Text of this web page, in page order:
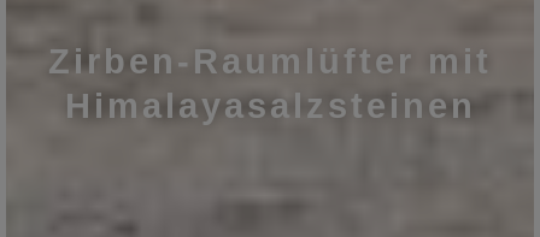
Zirben-Raumlüfter mit
Himalayasalzsteinen